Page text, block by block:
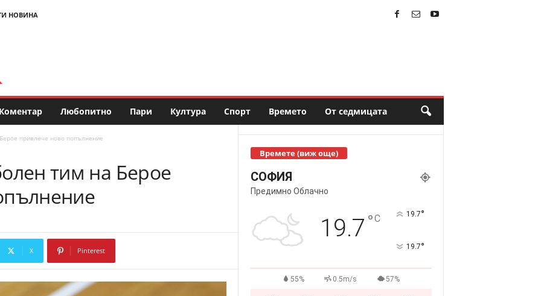
НОВИНА
Коментар Любопитно Пари Култура Спорт Времето От седмицата
привлече ново попълнение
тим на Берое
X Pinterest
Времете (виж още)
СОФИЯ
Предимно Облачно
19.7 °C 19.7°
19.7°
55% 0.5m/s 57%